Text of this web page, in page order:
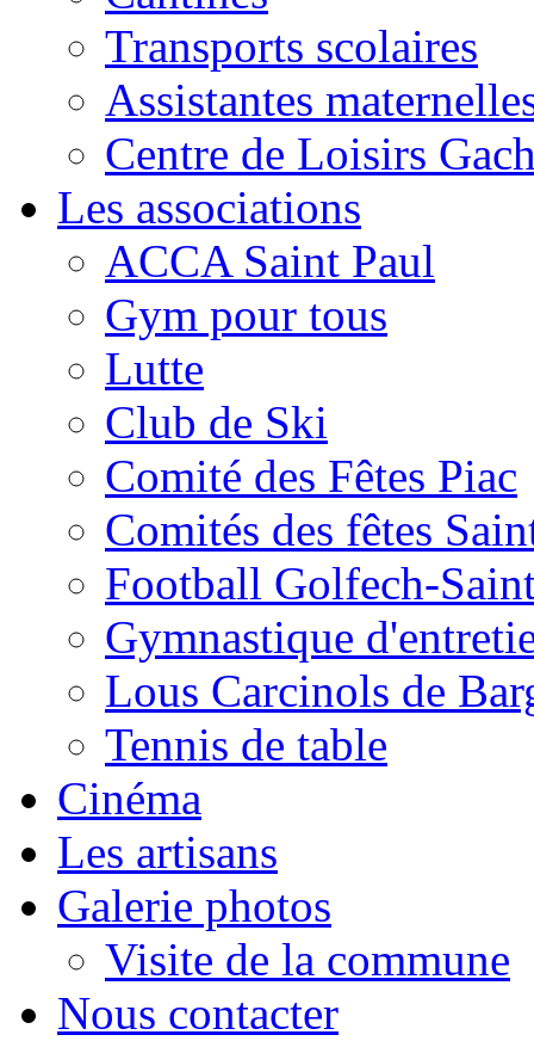
Transports scolaires
Assistantes
Centre de Loisirs
Les associations
ACCA Saint Paul
Gym pour tous
Lutte
Club de Ski
Comité des Fêtes Piac
Comités des fêtes
Football Golfech-
Gymnastique
Lous Carcinols de
Tennis de table
Cinéma
Les artisans
Galerie photos
Visite de la commune
Nous contacter